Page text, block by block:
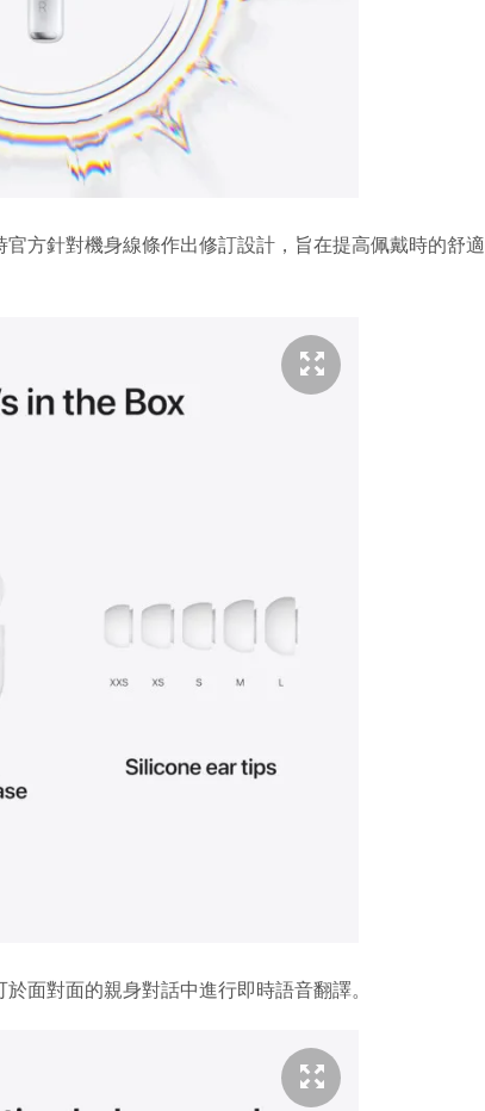
方針對機身線條作出修訂設計，旨在提高佩戴時的舒適
於面對面的親身對話中進行即時語音翻譯。